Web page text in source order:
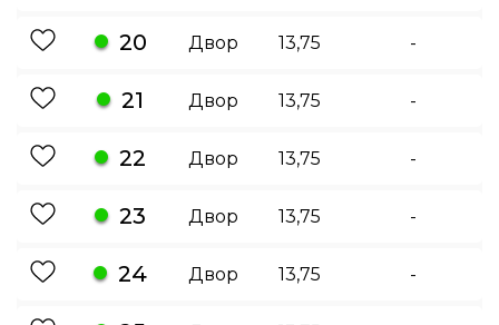
20 Двор 13,75 -
21 Двор 13,75 -
22 Двор 13,75 -
23 Двор 13,75 -
24 Двор 13,75 -